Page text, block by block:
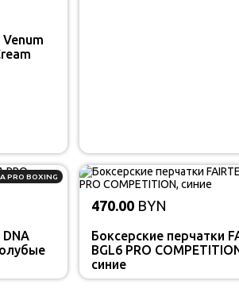
PRO BOXING
470.00 BYN
Боксерские перчатки
BGL6 PRO
синие